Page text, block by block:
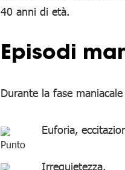
40 anni di età.
Episodi
Durante la fase
Euforia,
Irrequietezza.